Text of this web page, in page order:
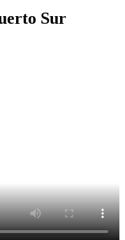
Sur